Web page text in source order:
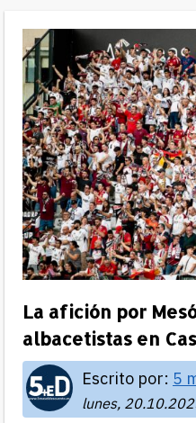
La afición por
albacetistas en
Escrito por: 5
lunes,